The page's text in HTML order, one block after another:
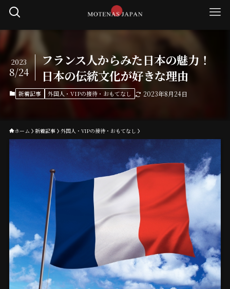
フランス人からみた日本の魅力！
日本の伝統文化が好きな理由
2023
8/24
新着記事 外国人・VIPの接待・おもてなし 2023年8月24日
ホーム 新着記事 外国人・VIPの接待・おもてなし